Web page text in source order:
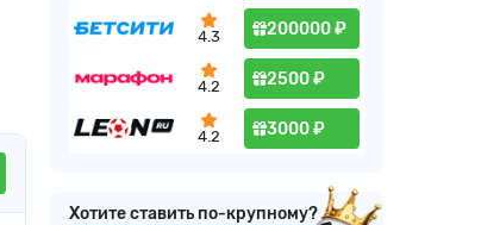
4.3 200000 ₽
4.2 2500 ₽
4.2 3000 ₽
Хотите ставить по-крупному?